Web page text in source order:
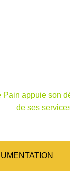
Pain appuie son
de ses